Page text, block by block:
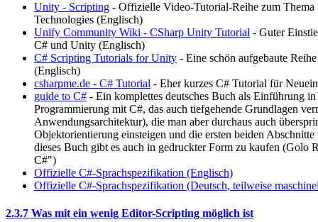
Unity - Scripting - Offizielle Video-Tutorial-Reihe zum
Technologies (Englisch)
Unify Community Wiki - CSharp Unity Tutorial - Guter
C# und Unity (Englisch)
C# Scripting Tutorials for Unity - Eine schön aufgebaute
(Englisch)
csharpme.de - C# Tutorial - Eher kurzes C# Tutorial für
guide to C# - Ein komplettes deutsches Buch als Einführung
Programmierung mit C#, das auch tiefgehende Grundlagen
Anwendungsarchitektur), die man aber durchaus auch
Objektorientierung einsteigen und die ersten beiden Abschnitte
dieses Buch gibt es auch in gedruckter Form zu kaufen (Golo
C#")
Offizielle C#-Sprachspezifikation (Englisch)
Offizielle C#-Sprachspezifikation (Deutsch, teilweise
2.3.7 Was mit ein wenig Editor-Scripting möglich ist